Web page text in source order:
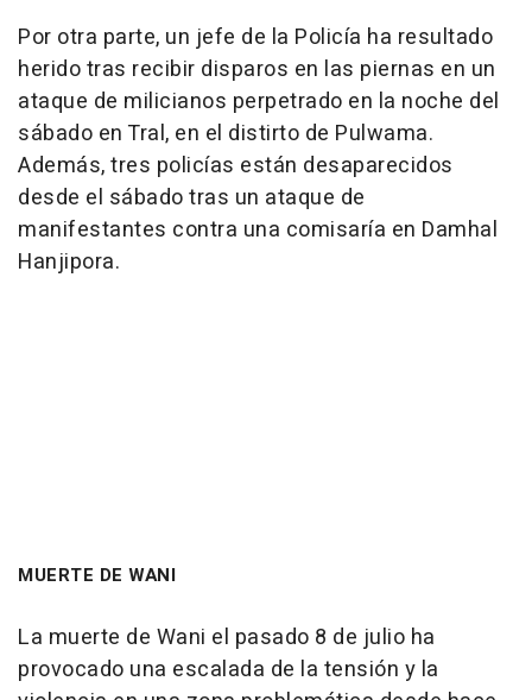
Por otra parte, un jefe de la Policía ha resultado
herido tras recibir disparos en las piernas en un
ataque de milicianos perpetrado en la noche del
sábado en Tral, en el distirto de Pulwama.
Además, tres policías están desaparecidos
desde el sábado tras un ataque de
manifestantes contra una comisaría en Damhal
Hanjipora.
MUERTE DE WANI
La muerte de Wani el pasado 8 de julio ha
provocado una escalada de la tensión y la